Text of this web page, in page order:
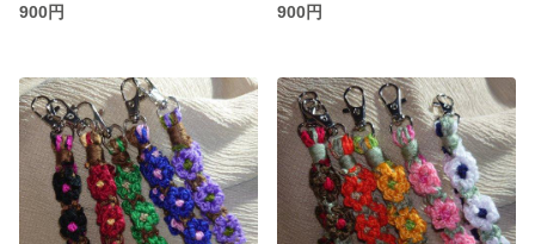
900円
900円